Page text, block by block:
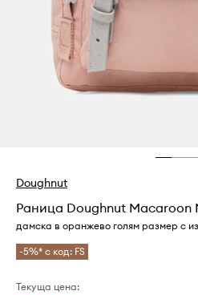
Doughnut
Раница Doughnut Macaroon
дамска в оранжево голям размер с
-5%* с код: FS
Текуща цена: